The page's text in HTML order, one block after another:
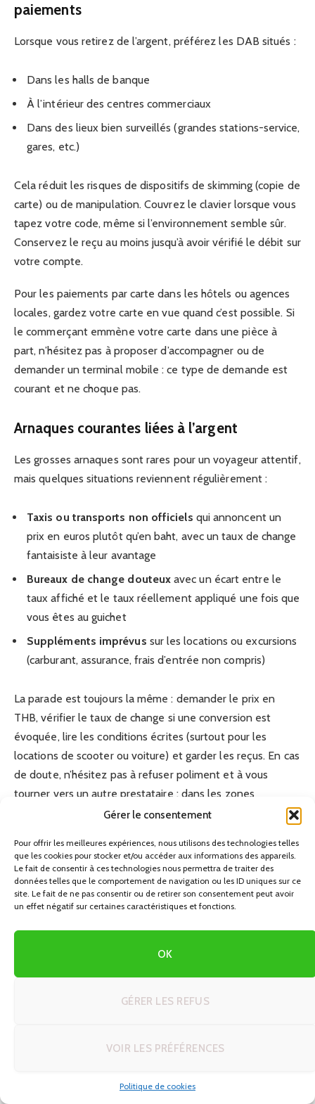
Gérer le consentement
Pour offrir les meilleures expériences, nous utilisons des technologies telles
que les cookies pour stocker et/ou accéder aux informations des appareils.
Le fait de consentir à ces technologies nous permettra de traiter des
données telles que le comportement de navigation ou les ID uniques sur ce
site. Le fait de ne pas consentir ou de retirer son consentement peut avoir
un effet négatif sur certaines caractéristiques et fonctions.
OK
GÉRER LES REFUS
VOIR LES PRÉFÉRENCES
Politique de cookies
paiements
Lorsque vous retirez de l’argent, préférez les DAB situés :
Dans les halls de banque
À l’intérieur des centres commerciaux
Dans des lieux bien surveillés (grandes stations-service,
gares, etc.)
Cela réduit les risques de dispositifs de skimming (copie de
carte) ou de manipulation. Couvrez le clavier lorsque vous
tapez votre code, même si l’environnement semble sûr.
Conservez le reçu au moins jusqu’à avoir vérifié le débit sur
votre compte.
Pour les paiements par carte dans les hôtels ou agences
locales, gardez votre carte en vue quand c’est possible. Si
le commerçant emmène votre carte dans une pièce à
part, n’hésitez pas à proposer d’accompagner ou de
demander un terminal mobile : ce type de demande est
courant et ne choque pas.
Arnaques courantes liées à l’argent
Les grosses arnaques sont rares pour un voyageur attentif,
mais quelques situations reviennent régulièrement :
Taxis ou transports non officiels qui annoncent un
prix en euros plutôt qu’en baht, avec un taux de change
fantaisiste à leur avantage
Bureaux de change douteux avec un écart entre le
taux affiché et le taux réellement appliqué une fois que
vous êtes au guichet
Suppléments imprévus sur les locations ou excursions
(carburant, assurance, frais d’entrée non compris)
La parade est toujours la même : demander le prix en
THB, vérifier le taux de change si une conversion est
évoquée, lire les conditions écrites (surtout pour les
locations de scooter ou voiture) et garder les reçus. En cas
de doute, n’hésitez pas à refuser poliment et à vous
tourner vers un autre prestataire : dans les zones
touristiques, il existe toujours une alternative.
Culture du pourboire et petites dépenses
Le pourboire n’est pas obligatoire mais il est apprécié.
Dans la pratique, vous pouvez :
taxi, massage, petit dépannage
guide ou chauffeur privé sur une journée
Avoir toujours sur vous des billets de 20 et 50 THB facilite